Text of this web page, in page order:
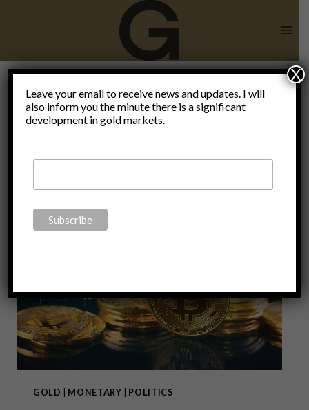
Politics
GOLD MONETARY POLITICS
Leave your email to receive news and updates. I will
also inform you the minute there is a significant
development in gold markets.
X